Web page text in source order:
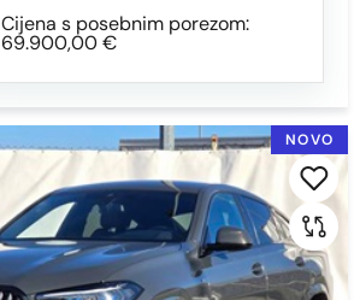
Cijena s posebnim porezom:
69.900,00 €
NOVO